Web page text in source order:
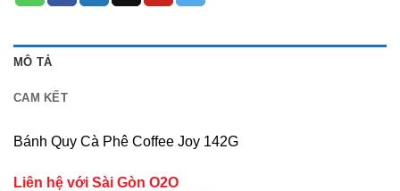
MÔ TẢ
CAM KẾT
Bánh Quy Cà Phê Coffee Joy 142G
Liên hệ với Sài Gòn O2O